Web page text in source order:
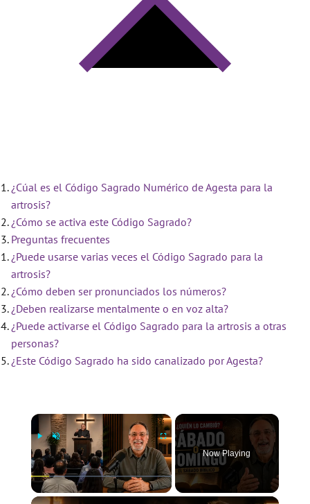
¿Cúal es el Código Sagrado Numérico de Agesta para la
artrosis?
¿Cómo se activa este Código Sagrado?
Preguntas frecuentes
¿Puede usarse varias veces el Código Sagrado para la
artrosis?
¿Cómo deben ser pronunciados los números?
¿Deben realizarse mentalmente o en voz alta?
¿Puede activarse el Código Sagrado para la artrosis a otras
personas?
¿Este Código Sagrado ha sido canalizado por Agesta?
×
Play Unmute
Now Playing
×